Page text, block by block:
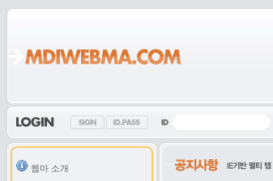
웹마 소개